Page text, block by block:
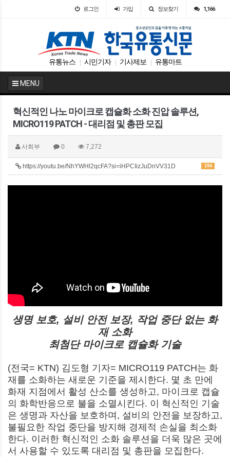
로그인 가입 정보찾기 1,166
유통뉴스 시민기자 기사제보 유통마트
MENU
혁신적인 나노 마이크로 캡슐화 소화 진압 솔루션,
MICRO119 PATCH - 대리점 및 총판 모집
사회부 0 7,272
194
https://youtu.be/NhYWHl2qcFA?si=iHPCIizJuDnVV31D
생명 보호, 설비 안전 보장, 작업 중단 없는 화
재 소화
최첨단 마이크로 캡슐화 기술
(전국= KTN) 김도형 기자= MICRO119 PATCH는 화
재를 소화하는 새로운 기준을 제시한다. 몇 초 만에
화재 지점에서 활성 산소를 생성하고, 마이크로 캡슐
의 화학반응으로 불을 소멸시킨다. 이 혁신적인 기술
은 생명과 자산을 보호하며, 설비의 안전을 보장하고,
불필요한 작업 중단을 방지해 경제적 손실을 최소화
한다. 이러한 혁신적인 소화 솔루션을 더욱 많은 곳에
서 사용할 수 있도록 대리점 및 총판을 모집한다.